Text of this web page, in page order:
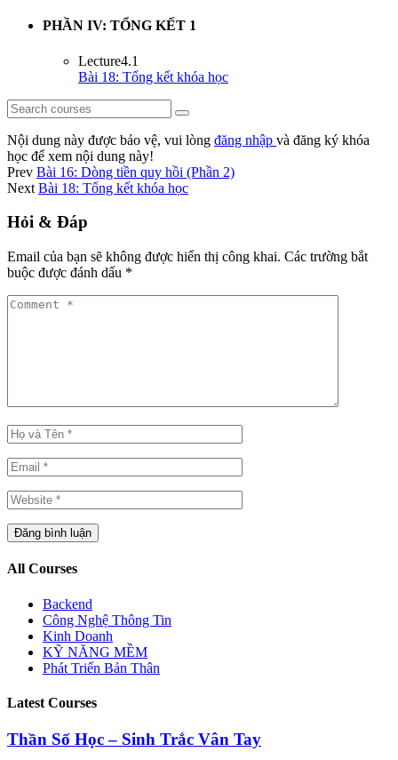
PHẦN IV: TỔNG KẾT 1
Lecture4.1
Bài 18: Tổng kết khóa học
Nội dung này được bảo vệ, vui lòng đăng nhập và đăng ký khóa
học để xem nội dung này!
Prev Bài 16: Dòng tiền quy hồi (Phần 2)
Next Bài 18: Tổng kết khóa học
Hỏi & Đáp
Email của bạn sẽ không được hiển thị công khai. Các trường bắt
buộc được đánh dấu *
All Courses
Backend
Công Nghệ Thông Tin
Kinh Doanh
KỸ NĂNG MỀM
Phát Triển Bản Thân
Latest Courses
Thần Số Học – Sinh Trắc Vân Tay